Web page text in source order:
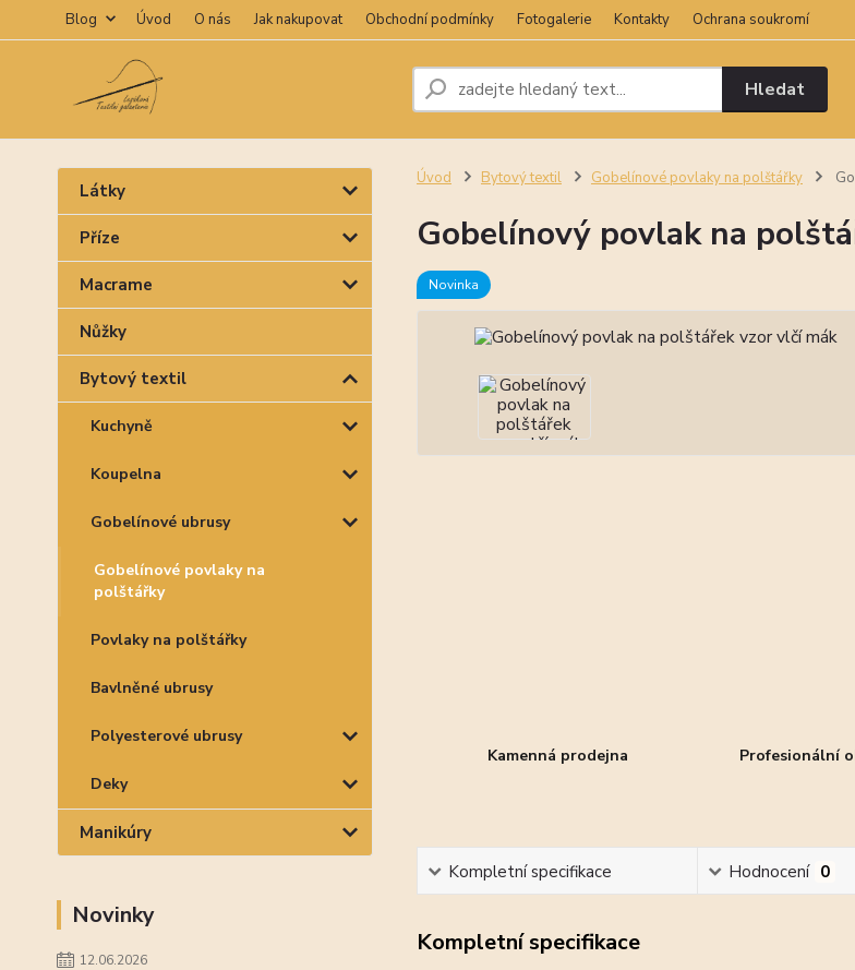
Blog Úvod O nás Jak nakupovat Obchodní podmínky Fotogalerie Kontakty Ochrana soukromí
Hledat
Látky
Příze
Macrame
Nůžky
Bytový textil
Kuchyně
Koupelna
Gobelínové ubrusy
Gobelínové povlaky na
polštářky
Povlaky na polštářky
Bavlněné ubrusy
Polyesterové ubrusy
Deky
Manikúry
Novinky
12.06.2026
Úvod Bytový textil Gobelínové povlaky na polštářky
Gobelínový povlak na
Novinka
Kamenná prodejna Profesionální
Kompletní specifikace Hodnocení 0
Kompletní specifikace